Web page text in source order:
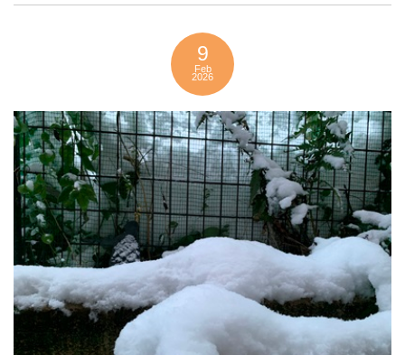
9
Feb
2026